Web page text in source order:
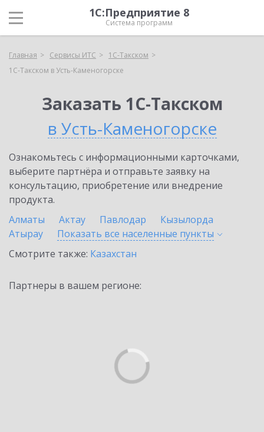
1С:Предприятие 8
Система программ
Главная Сервисы ИТС
1С-Такском
1С-Такском в Усть-Каменогорске
Заказать 1С-Такском
в Усть-Каменогорске
Ознакомьтесь с информационными карточками,
выберите партнёра и отправьте заявку на
консультацию, приобретение или внедрение
продукта.
Алматы
Актау Павлодар
Кызылорда
Атырау
Показать все населенные пункты
Смотрите также: Казахстан
Партнеры в вашем регионе: